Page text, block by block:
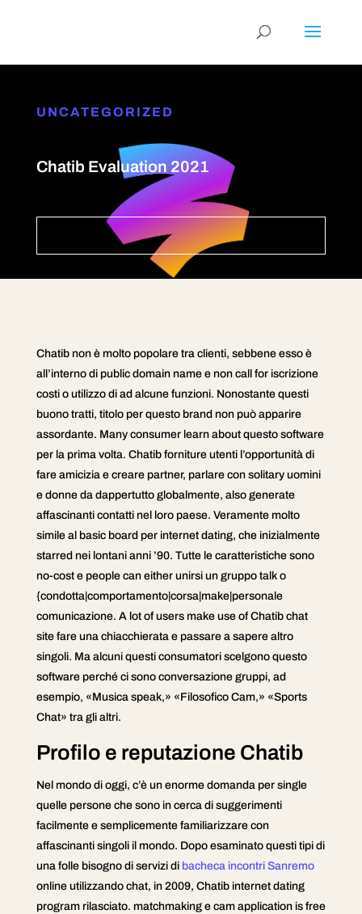
UNCATEGORIZED
Chatib Evaluation 2021
Chatib non è molto popolare tra clienti, sebbene esso è
all’interno di public domain name e non call for iscrizione
costi o utilizzo di ad alcune funzioni. Nonostante questi
buono tratti, titolo per questo brand non può apparire
assordante. Many consumer learn about questo software
per la prima volta. Chatib forniture utenti l’opportunità di
fare amicizia e creare partner, parlare con solitary uomini
e donne da dappertutto globalmente, also generate
affascinanti contatti nel loro paese. Veramente molto
simile al basic board per internet dating, che inizialmente
starred nei lontani anni ’90. Tutte le caratteristiche sono
no-cost e people can either unirsi un gruppo talk o
{condotta|comportamento|corsa|make|personale
comunicazione. A lot of users make use of Chatib chat
site fare una chiacchierata e passare a sapere altro
singoli. Ma alcuni questi consumatori scelgono questo
software perché ci sono conversazione gruppi, ad
esempio, «Musica speak,» «Filosofico Cam,» «Sports
Chat» tra gli altri.
Profilo e reputazione Chatib
Nel mondo di oggi, c’è un enorme domanda per single
quelle persone che sono in cerca di suggerimenti
facilmente e semplicemente familiarizzare con
affascinanti singoli il mondo. Dopo esaminato questi tipi di
una folle bisogno di servizi di bacheca incontri Sanremo
online utilizzando chat, in 2009, Chatib internet dating
program rilasciato. matchmaking e cam application is free